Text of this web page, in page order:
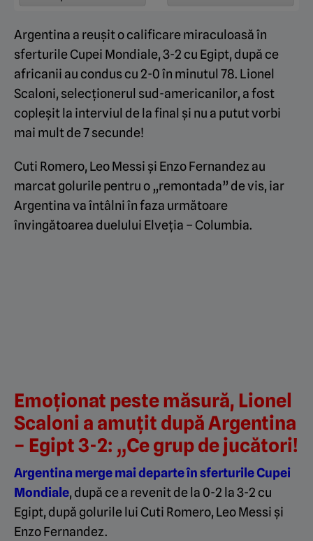
Argentina a reușit o calificare miraculoasă în
sferturile Cupei Mondiale, 3-2 cu Egipt, după ce
africanii au condus cu 2-0 în minutul 78. Lionel
Scaloni, selecționerul sud-americanilor, a fost
copleșit la interviul de la final și nu a putut vorbi
mai mult de 7 secunde!
Cuti Romero, Leo Messi și Enzo Fernandez au
marcat golurile pentru o „remontada” de vis, iar
Argentina va întâlni în faza următoare
învingătoarea duelului Elveția – Columbia.
Emoționat peste măsură, Lionel
Scaloni a amuțit după Argentina
– Egipt 3-2: „Ce grup de jucători!
Argentina merge mai departe în sferturile Cupei
Mondiale, după ce a revenit de la 0-2 la 3-2 cu
Egipt, după golurile lui Cuti Romero, Leo Messi și
Enzo Fernandez.